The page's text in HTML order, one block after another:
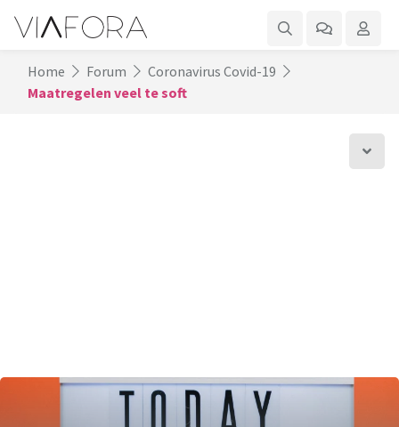
Home Forum
Coronavirus Covid-19
Maatregelen veel te soft